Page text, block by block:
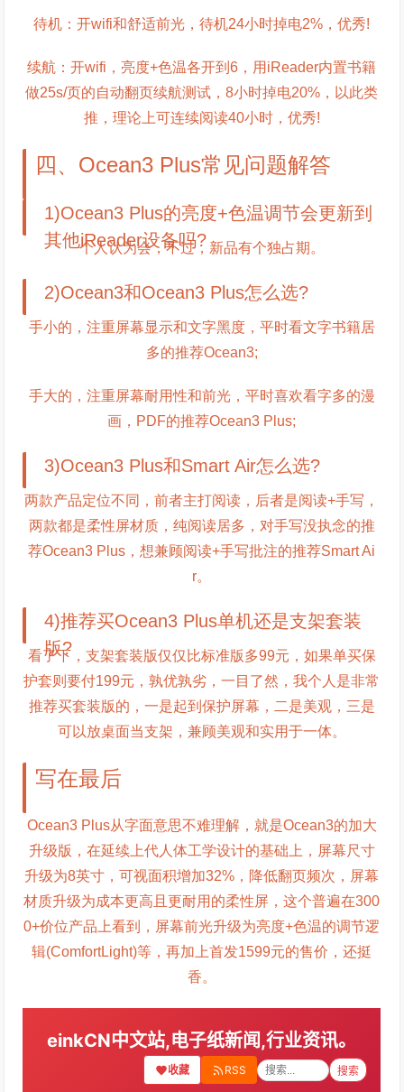
待机：开wifi和舒适前光，待机24小时掉电2%，优秀!
续航：开wifi，亮度+色温各开到6，用iReader内置书籍
做25s/页的自动翻页续航测试，8小时掉电20%，以此类
推，理论上可连续阅读40小时，优秀!
四、Ocean3 Plus常见问题解答
1)Ocean3 Plus的亮度+色温调节会更新到
其他iReader设备吗?
个人认为会，不过，新品有个独占期。
2)Ocean3和Ocean3 Plus怎么选?
手小的，注重屏幕显示和文字黑度，平时看文字书籍居
多的推荐Ocean3;
手大的，注重屏幕耐用性和前光，平时喜欢看字多的漫
画，PDF的推荐Ocean3 Plus;
3)Ocean3 Plus和Smart Air怎么选?
两款产品定位不同，前者主打阅读，后者是阅读+手写，
两款都是柔性屏材质，纯阅读居多，对手写没执念的推
荐Ocean3 Plus，想兼顾阅读+手写批注的推荐Smart Ai
r。
4)推荐买Ocean3 Plus单机还是支架套装
版?
看了下，支架套装版仅仅比标准版多99元，如果单买保
护套则要付199元，孰优孰劣，一目了然，我个人是非常
推荐买套装版的，一是起到保护屏幕，二是美观，三是
可以放桌面当支架，兼顾美观和实用于一体。
写在最后
Ocean3 Plus从字面意思不难理解，就是Ocean3的加大
升级版，在延续上代人体工学设计的基础上，屏幕尺寸
升级为8英寸，可视面积增加32%，降低翻页频次，屏幕
材质升级为成本更高且更耐用的柔性屏，这个普遍在300
0+价位产品上看到，屏幕前光升级为亮度+色温的调节逻
辑(ComfortLight)等，再加上首发1599元的售价，还挺
香。